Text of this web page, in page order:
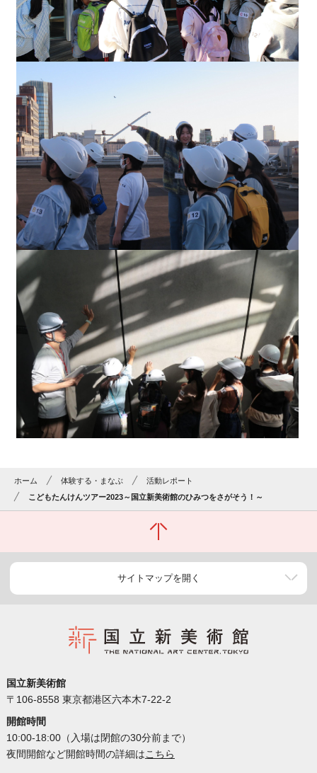
ホーム 体験する・まなぶ
活動レポート
こどもたんけんツアー2023～国立新美術館のひみつをさがそう！～
サイトマップを開く
国立新美術館
〒106-8558 東京都港区六本木7-22-2
開館時間
10:00-18:00（入場は閉館の30分前まで）
夜間開館など開館時間の詳細はこちら